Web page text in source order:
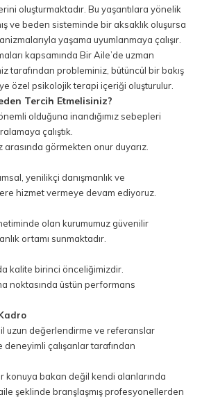
oluşturmaktadır. Bu yaşantılara yönelik
ve beden sisteminde bir aksaklık oluşursa
yaşama uyumlanmaya çalışır.
kapsamında Bir Aile’de uzman
tarafından probleminiz, bütüncül bir bakış
özel psikolojik terapi içeriği oluşturulur.
Tercih Etmelisiniz?
olduğuna inandığımız sebepleri
çalıştık.
arasında görmekten onur duyarız.
yenilikçi danışmanlık ve
hizmet vermeye devam ediyoruz.
olan kurumumuz güvenilir
ortamı sunmaktadır.
kalite birinci önceliğimizdir.
noktasında üstün performans
uzun değerlendirme ve referanslar
çalışanlar tarafından
konuya bakan değil kendi alanlarında
şeklinde branşlaşmış profesyonellerden